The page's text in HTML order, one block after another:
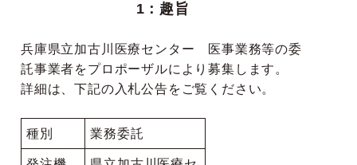
1：趣旨
兵庫県立加古川医療センター 医事業務等の委
託事業者をプロポーザルにより募集します。
詳細は、下記の入札公告をご覧ください。
種別 業務委託